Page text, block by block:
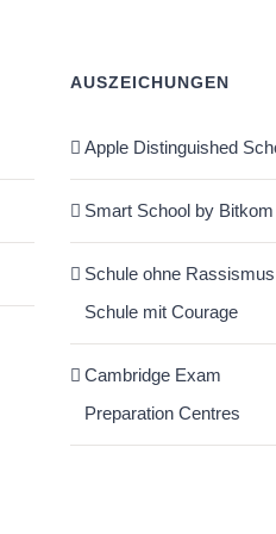
AUSZEICHUNGEN
Apple Distinguished
Smart School by Bitkom
Schule ohne
Schule mit Courage
Cambridge Exam
Preparation Centres